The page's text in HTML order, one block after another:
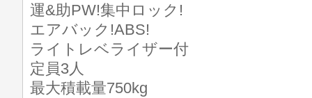
運&助PW!集中ロック!
エアバック!ABS!
ライトレベライザー付
定員3人
最大積載量750kg